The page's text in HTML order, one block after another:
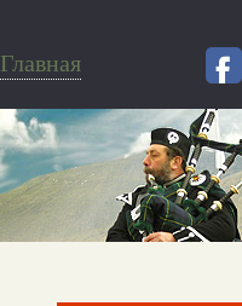
Главная